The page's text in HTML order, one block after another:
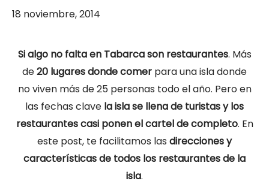
18 noviembre, 2014
Si algo no falta en Tabarca son restaurantes. Más
de20 lugares donde comer para una isla donde
no viven más de 25 personas todo el año. Pero en
las fechas clave la isla se llena de turistas y los
restaurantes casi ponen el cartel de completo. En
este post, te facilitamos las direcciones y
características de todos los restaurantes de la
isla.